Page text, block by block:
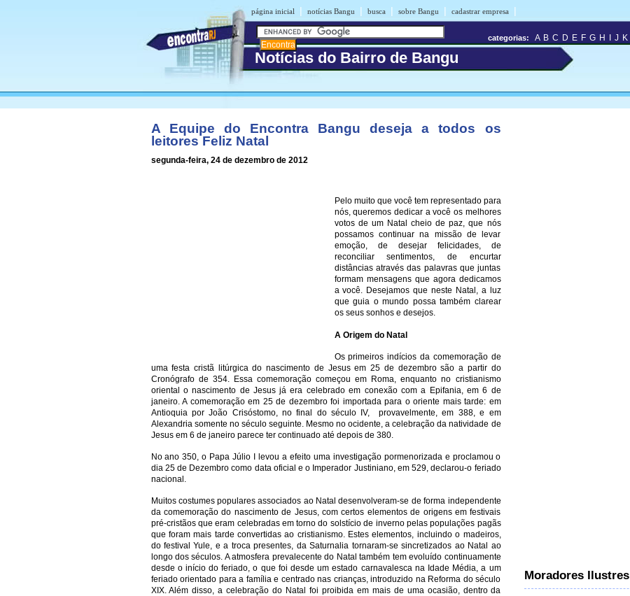
página inicial | notícias Bangu | busca | sobre Bangu | cadastrar empresa |
Notícias do Bairro de Bangu
categorias: A B C D E F G H J K
A Equipe do Encontra Bangu deseja a todos os
leitores Feliz Natal
segunda-feira, 24 de dezembro de 2012
Pelo muito que você tem representado para
nós, queremos dedicar a você os melhores
votos de um Natal cheio de paz, que nós
possamos continuar na missão de levar
emoção, de desejar felicidades, de
reconciliar sentimentos, de encurtar
distâncias através das palavras que juntas
formam mensagens que agora dedicamos
a você. Desejamos que neste Natal, a luz
que guia o mundo possa também clarear
os seus sonhos e desejos.
A Origem do Natal
Os primeiros indícios da comemoração de
uma festa cristã litúrgica do nascimento de Jesus em 25 de dezembro são a partir do
Cronógrafo de 354. Essa comemoração começou em Roma, enquanto no cristianismo
oriental o nascimento de Jesus já era celebrado em conexão com a Epifania, em 6 de
janeiro. A comemoração em 25 de dezembro foi importada para o oriente mais tarde: em
Antioquia por João Crisóstomo, no final do século IV, provavelmente, em 388, e em
Alexandria somente no século seguinte. Mesmo no ocidente, a celebração da natividade de
Jesus em 6 de janeiro parece ter continuado até depois de 380.
No ano 350, o Papa Júlio I levou a efeito uma investigação pormenorizada e proclamou o
dia 25 de Dezembro como data oficial e o Imperador Justiniano, em 529, declarou-o feriado
nacional.
Muitos costumes populares associados ao Natal desenvolveram-se de forma independente
da comemoração do nascimento de Jesus, com certos elementos de origens em festivais
pré-cristãos que eram celebradas em torno do solstício de inverno pelas populações pagãs
que foram mais tarde convertidas ao cristianismo. Estes elementos, incluindo o madeiros,
do festival Yule, e a troca presentes, da Saturnalia tornaram-se sincretizados ao Natal ao
longo dos séculos. A atmosfera prevalecente do Natal também tem evoluído continuamente
desde o início do feriado, o que foi desde um estado carnavalesca na Idade Média, a um
feriado orientado para a família e centrado nas crianças, introduzido na Reforma do século
XIX. Além disso, a celebração do Natal foi proibida em mais de uma ocasião, dentro da
Moradores Ilustres